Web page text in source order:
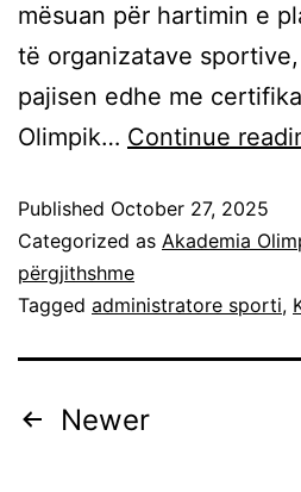
mësuan për hartimin e
të organizatave
pajisen edhe me
Olimpik… Continue
Published October 27, 2025
Categorized as Akademia
përgjithshme
Tagged administratore sporti,
Newer